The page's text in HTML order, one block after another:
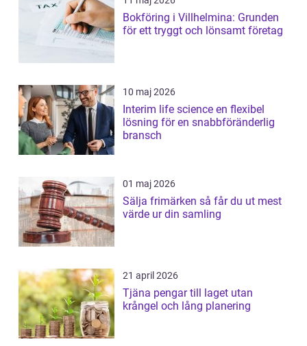
Bokföring i Villhelmina: Grunden
för ett tryggt och lönsamt företag
10 maj 2026
Interim life science en flexibel
lösning för en snabbföränderlig
bransch
01 maj 2026
Sälja frimärken så får du ut mest
värde ur din samling
21 april 2026
Tjäna pengar till laget utan
krångel och lång planering